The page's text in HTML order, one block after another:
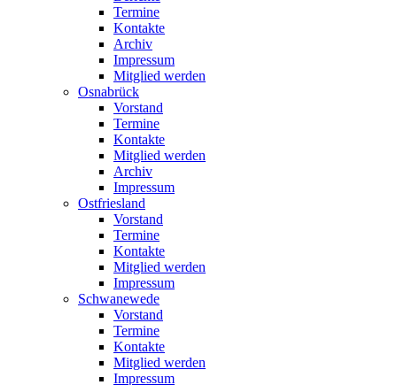
Termine
Kontakte
Archiv
Impressum
Mitglied werden
Osnabrück
Vorstand
Termine
Kontakte
Mitglied werden
Archiv
Impressum
Ostfriesland
Vorstand
Termine
Kontakte
Mitglied werden
Impressum
Schwanewede
Vorstand
Termine
Kontakte
Mitglied werden
Impressum